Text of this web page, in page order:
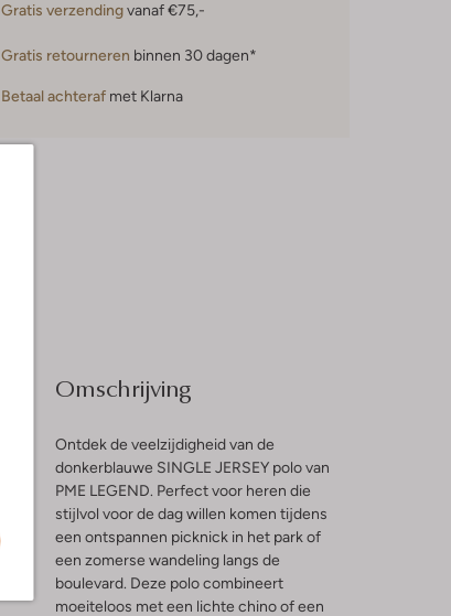
Gratis verzendingvanaf €75,-
Gratis retourneren binnen 30 dagen*
Betaal achteraf met Klarna
Omschrijving
Ontdek de veelzijdigheid van de
donkerblauwe SINGLE JERSEY polo van
PME LEGEND. Perfect voor heren die
stijlvol voor de dag willen komen tijdens
een ontspannen picknick in het park of
een zomerse wandeling langs de
boulevard. Deze polo combineert
moeiteloos met een lichte chino of een